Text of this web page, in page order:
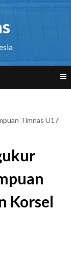
Timnas U17
Korsel